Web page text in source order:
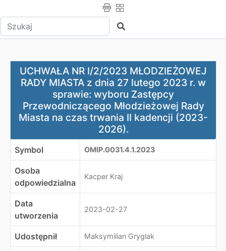
Wpisz tekst do wyszukania Szukaj
UCHWAŁA NR I/2/2023 MŁODZIEŻOWEJ RADY
UCHWAŁA NR I/2/2023 MŁODZIEŻOWEJ
RADY MIASTA z dnia 27 lutego 2023 r. w
sprawie: wyboru Zastępcy
Przewodniczącego Młodzieżowej Rady
Miasta na czas trwania II kadencji (2023-
2026).
Symbol OMIP.0031.4.1.2023
Osoba
odpowiedzialna
Kacper Kraj
Data
utworzenia
2023-02-27
Udostępnił Maksymilian Gryglak